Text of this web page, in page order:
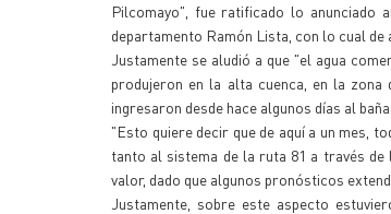
Pilcomayo", fue ratificado lo anunciado
departamento Ramón Lista, con lo cual de
Justamente se aludió a que "el agua
produjeron en la alta cuenca, en la
ingresaron desde hace algunos días al
"Esto quiere decir que de aquí a un mes,
tanto al sistema de la ruta 81 a través
valor, dado que algunos pronósticos
Justamente, sobre este aspecto